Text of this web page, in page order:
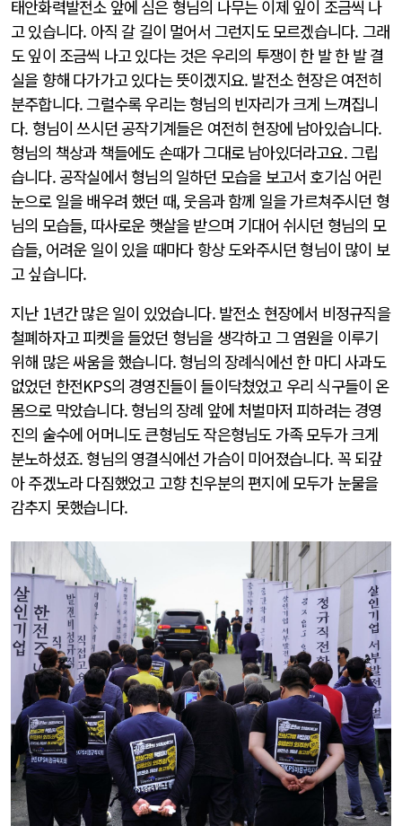
태안화력발전소 앞에 심은 형님의 나무는 이제 잎이 조금씩 나
고 있습니다. 아직 갈 길이 멀어서 그런지도 모르겠습니다. 그래
도 잎이 조금씩 나고 있다는 것은 우리의 투쟁이 한 발 한 발 결
실을 향해 다가가고 있다는 뜻이겠지요. 발전소 현장은 여전히
분주합니다. 그럴수록 우리는 형님의 빈자리가 크게 느껴집니
다. 형님이 쓰시던 공작기계들은 여전히 현장에 남아있습니다.
형님의 책상과 책들에도 손때가 그대로 남아있더라고요. 그립
습니다. 공작실에서 형님의 일하던 모습을 보고서 호기심 어린
눈으로 일을 배우려 했던 때, 웃음과 함께 일을 가르쳐주시던 형
님의 모습들, 따사로운 햇살을 받으며 기대어 쉬시던 형님의 모
습들, 어려운 일이 있을 때마다 항상 도와주시던 형님이 많이 보
고 싶습니다.
지난 1년간 많은 일이 있었습니다. 발전소 현장에서 비정규직을
철폐하자고 피켓을 들었던 형님을 생각하고 그 염원을 이루기
위해 많은 싸움을 했습니다. 형님의 장례식에선 한 마디 사과도
없었던 한전KPS의 경영진들이 들이닥쳤었고 우리 식구들이 온
몸으로 막았습니다. 형님의 장례 앞에 처벌마저 피하려는 경영
진의 술수에 어머니도 큰형님도 작은형님도 가족 모두가 크게
분노하셨죠. 형님의 영결식에선 가슴이 미어졌습니다. 꼭 되갚
아 주겠노라 다짐했었고 고향 친우분의 편지에 모두가 눈물을
감추지 못했습니다.